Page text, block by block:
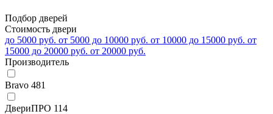
Подбор дверей
Стоимость двери
до 5000 руб. от 5000 до 10000 руб. от 10000 до 15000 руб. от
15000 до 20000 руб. от 20000 руб.
Производитель
Bravo 481
ДвериПРО 114